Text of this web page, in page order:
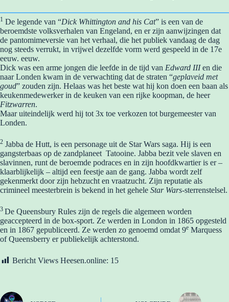
1 De legende van “Dick Whittington and his Cat” is een van de
beroemdste volksverhalen van Engeland, en er zijn aanwijzingen dat
de pantomimeversie van het verhaal, die het publiek vandaag de dag
nog steeds verrukt, in vrijwel dezelfde vorm werd gespeeld in de 17e
eeuw. eeuw.
Dick was een arme jongen die leefde in de tijd van Edward IIIen die
naar Londen kwam in de verwachting dat de straten “geplaveid met
goud” zouden zijn. Helaas was het beste wat hij kon doen een baan als
keukenmedewerker in de keuken van een rijke koopman, de heer
Fitzwarren.
Maar uiteindelijk werd hij tot 3x toe verkozen tot burgemeester van
Londen.
2 Jabba de Hutt, is een personage uit de Star Wars saga. Hij is een
gangsterbaas op de zandplaneet Tatooine. Jabba bezit vele slaven en
slavinnen, runt de beroemde podraces en in zijn hoofdkwartier is er –
klaarblijkelijk – altijd een feestje aan de gang. Jabba wordt zelf
gekenmerkt door zijn hebzucht en vraatzucht. Zijn reputatie als
crimineel meesterbrein is bekend in het gehele Star Wars-sterrenstelsel.
3 De Queensbury Rules zijn de regels die algemeen worden
geaccepteerd in de box-sport. Ze werden in London in 1865 opgesteld
en in 1867 gepubliceerd. Ze werden zo genoemd omdat 9e Marquess
of Queensberry er publiekelijk achterstond.
Bericht Views Heesen.online: 15